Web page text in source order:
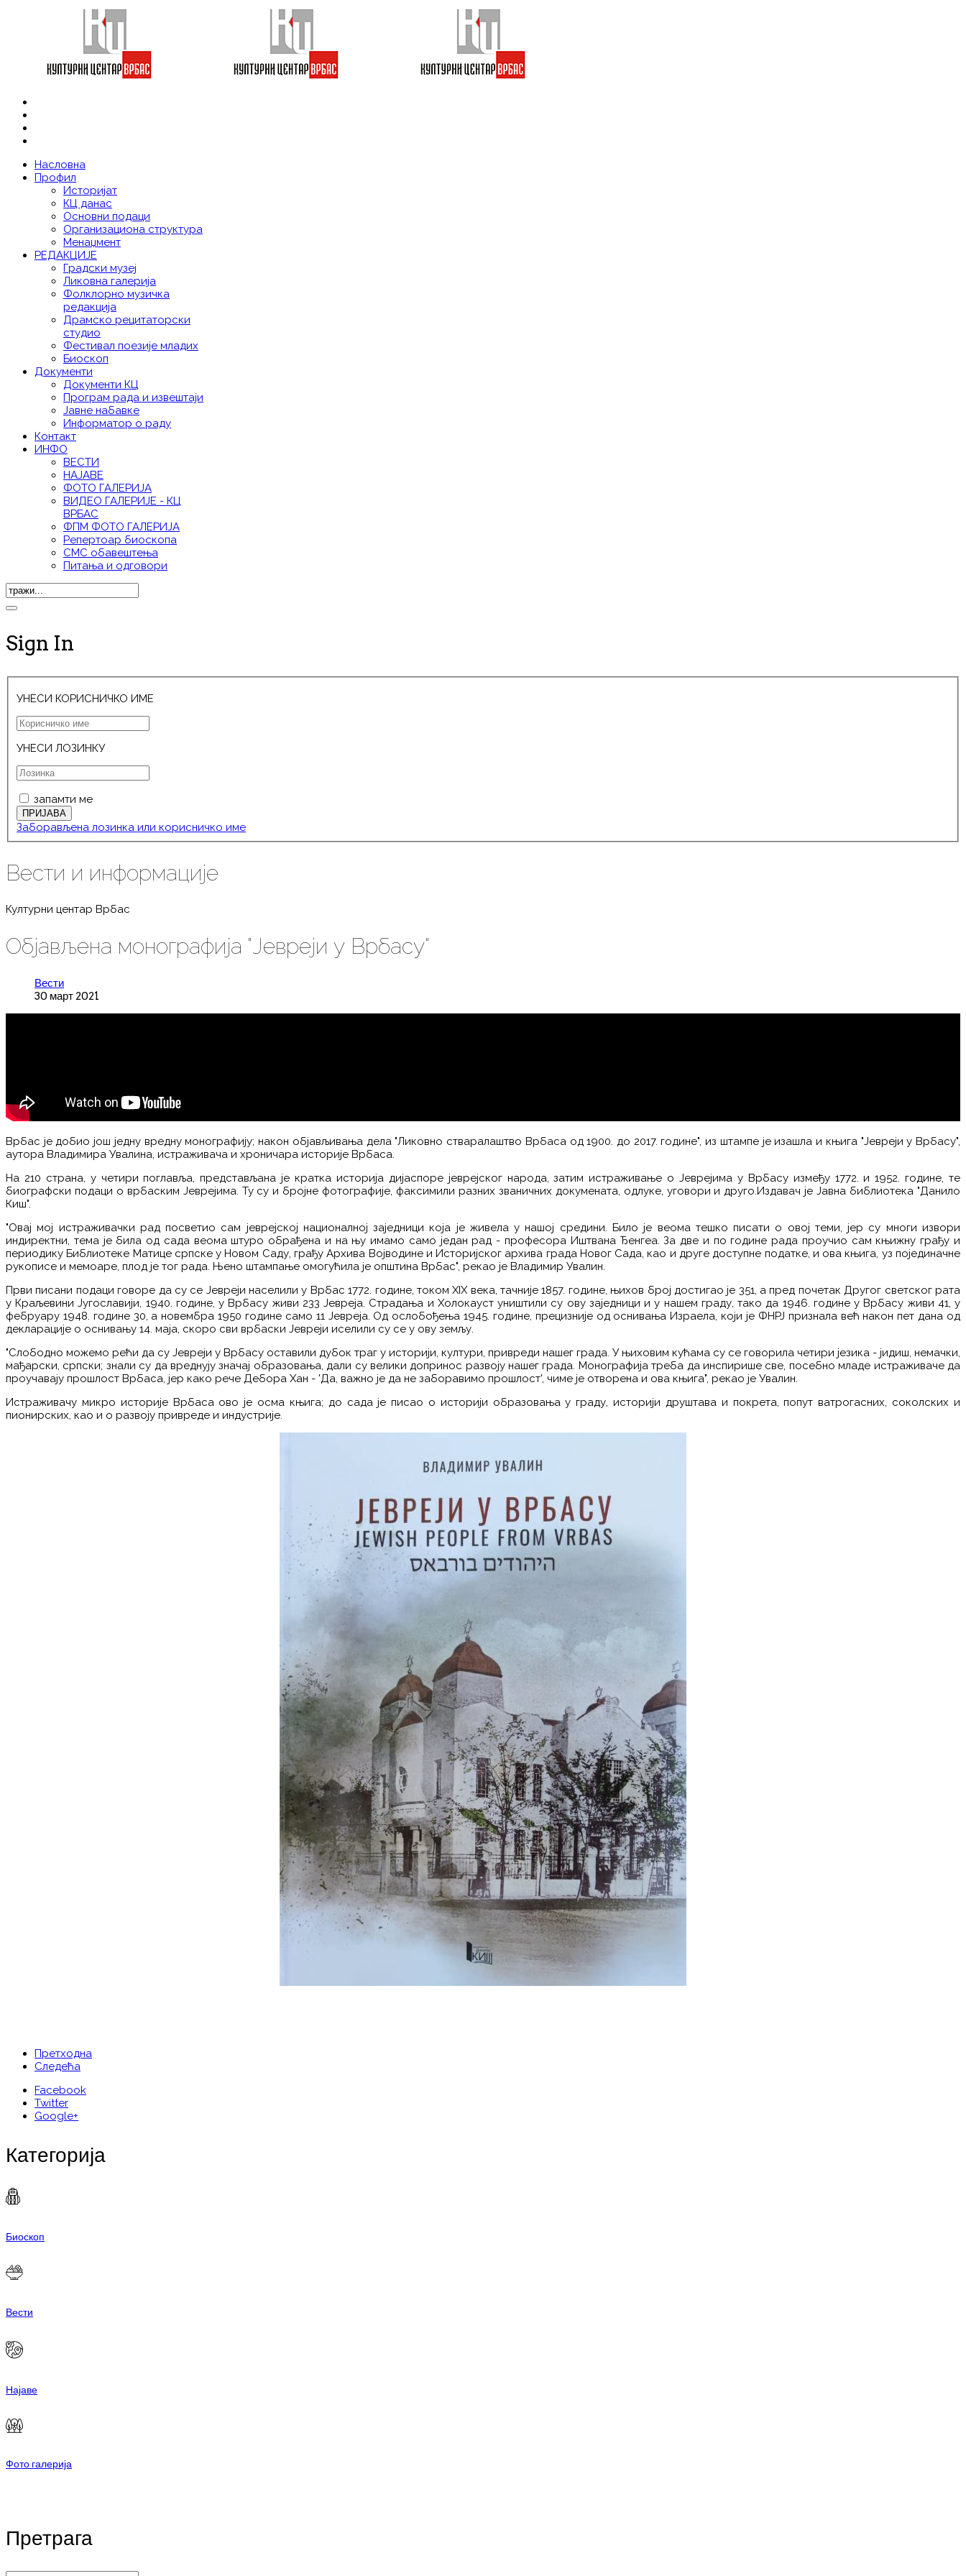
Насловна
Профил
Историјат
КЦ данас
Основни подаци
Организациона структура
Менаџмент
РЕДАКЦИЈЕ
Градски музеј
Ликовна галерија
Фолклорно музичка
редакција
Драмско рецитаторски
студио
Фестивал поезије младих
Биоскоп
Документи
Документи КЦ
Програм рада и извештаји
Јавне набавке
Информатор о раду
Контакт
ИНФО
ВЕСТИ
НАЈАВЕ
ФОТО ГАЛЕРИЈА
ВИДЕО ГАЛЕРИЈE - КЦ
ВРБАС
ФПМ ФОТО ГАЛЕРИЈА
Репертоар биоскопа
СМС обавештења
Питања и одговори
Sign In
УНЕСИ КОРИСНИЧКО ИМЕ
УНЕСИ ЛОЗИНКУ
запамти ме
Заборављена лозинка или корисничко име
Вести и информације
Културни центар Врбас
Објављена монографија "Јевреји у Врбасу"
Вести
30 март 2021
Врбас је добио још једну вредну монографију; након објављивања дела "Ликовно стваралаштво Врбаса од 1900. до 2017. године", из штампе је изашла и књига "Јевреји у Врбасу",
аутора Владимира Увалина, истраживача и хроничара историје Врбаса.
На 210 страна, у четири поглавља, представљана је кратка историја дијаспоре јеврејског народа, затим истраживање о Јеврејима у Врбасу између 1772. и 1952. године, те
биографски подаци о врбаским Јеврејима. Ту су и бројне фотографије, факсимили разних званичних докумената, одлуке, уговори и друго.Издавач је Јавна библиотека "Данило
Киш".
"Овај мој истраживачки рад посветио сам јеврејској националној заједници која је живела у нашој средини. Било је веома тешко писати о овој теми, јер су многи извори
индиректни, тема је била од сада веома штуро обрађена и на њу имамо само један рад - професора Иштвана Ђенгеа. За две и по године рада проучио сам књижну грађу и
периодику Библиотеке Матице српске у Новом Саду, грађу Архива Војводине и Историјског архива града Новог Сада, као и друге доступне податке, и ова књига, уз појединачне
рукописе и мемоаре, плод је тог рада. Њено штампање омогућила је општина Врбас", рекао је Владимир Увалин.
Први писани подаци говоре да су се Јевреји населили у Врбас 1772. године, током XIX века, тачније 1857. године, њихов број достигао је 351, а пред почетак Другог светског рата
у Краљевини Југославији, 1940. године, у Врбасу живи 233 Јевреја. Страдања и Холокауст уништили су ову заједници и у нашем граду, тако да 1946. године у Врбасу живи 41, у
фебруару 1948. године 30, а новембра 1950 године само 11 Јевреја. Од ослобођења 1945. године, прецизније од оснивања Израела, који је ФНРЈ признала већ након пет дана од
декларације о оснивању 14. маја, скоро сви врбаски Јевреји иселили су се у ову земљу.
"Слободно можемо рећи да су Јевреји у Врбасу оставили дубок траг у историји, култури, привреди нашег града. У њиховим кућама су се говорила четири језика - јидиш, немачки,
мађарски, српски; знали су да вреднују значај образовања, дали су велики допринос развоју нашег града. Монографија треба да инспирише све, посебно младе истраживаче да
проучавају прошлост Врбаса, јер како рече Дебора Хан - 'Да, важно је да не заборавимо прошлост', чиме је отворена и ова књига", рекао је Увалин.
Истраживачу микро историје Врбаса ово је осма књига; до сада је писао о историји образовања у граду, историји друштава и покрета, попут ватрогасних, соколских и
пионирских, као и о развоју привреде и индустрије.
Претходна
Следећа
Facebook
Twitter
Google+
Категорија
Биоскоп
Вести
Најаве
Фото галерија
Претрага